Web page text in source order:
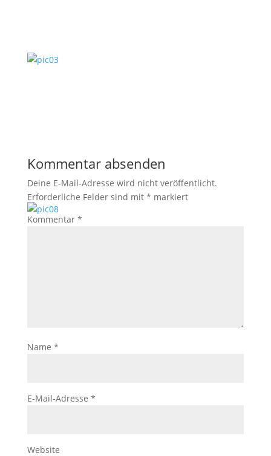
Kommentar absenden
Deine E-Mail-Adresse wird nicht veröffentlicht.
Erforderliche Felder sind mit * markiert
Kommentar *
Name *
E-Mail-Adresse *
Website